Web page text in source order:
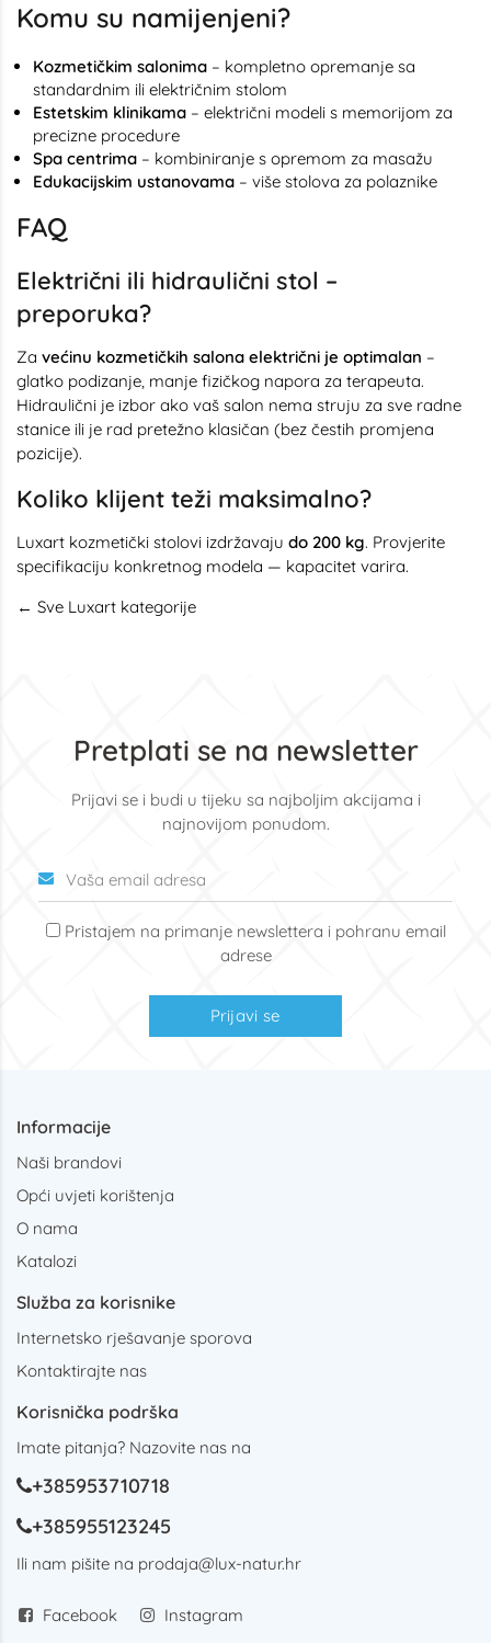
Komu su namijenjeni?
Kozmetičkim salonima – kompletno opremanje sa
standardnim ili električnim stolom
Estetskim klinikama – električni modeli s memorijom za
precizne procedure
Spa centrima – kombiniranje s opremom za masažu
Edukacijskim ustanovama – više stolova za polaznike
FAQ
Električni ili hidraulični stol –
preporuka?
Za većinu kozmetičkih salona električni je optimalan –
glatko podizanje, manje fizičkog napora za terapeuta.
Hidraulični je izbor ako vaš salon nema struju za sve radne
stanice ili je rad pretežno klasičan (bez čestih promjena
pozicije).
Koliko klijent teži maksimalno?
Luxart kozmetički stolovi izdržavaju do 200 kg. Provjerite
specifikaciju konkretnog modela — kapacitet varira.
← Sve Luxart kategorije
Pretplati se na newsletter
Prijavi se i budi u tijeku sa najboljim akcijama i
najnovijom ponudom.
Pristajem na primanje newslettera i pohranu email
adrese
Prijavi se
Informacije
Naši brandovi
Opći uvjeti korištenja
O nama
Katalozi
Služba za korisnike
Internetsko rješavanje sporova
Kontaktirajte nas
Korisnička podrška
Imate pitanja? Nazovite nas na
+385953710718
+385955123245
Ili nam pišite na prodaja@lux-natur.hr
Facebook Instagram